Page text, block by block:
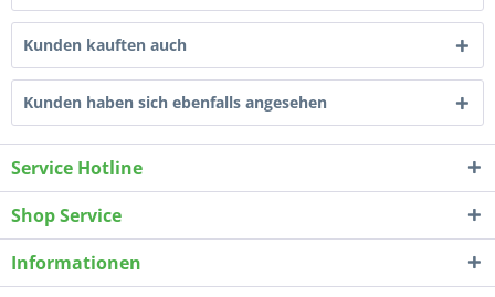
Kunden kauften auch
Kunden haben sich ebenfalls angesehen
Service Hotline
Shop Service
Informationen